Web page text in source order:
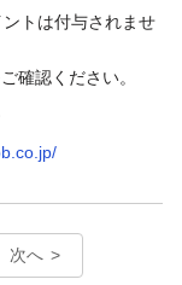
トは付与されませ
確認ください。
次へ